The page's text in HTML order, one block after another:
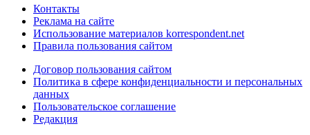
Контакты
Реклама на сайте
Использование материалов korrespondent.net
Правила пользования сайтом
Договор пользования сайтом
Политика в сфере конфиденциальности и персональных
данных
Пользовательское соглашение
Редакция